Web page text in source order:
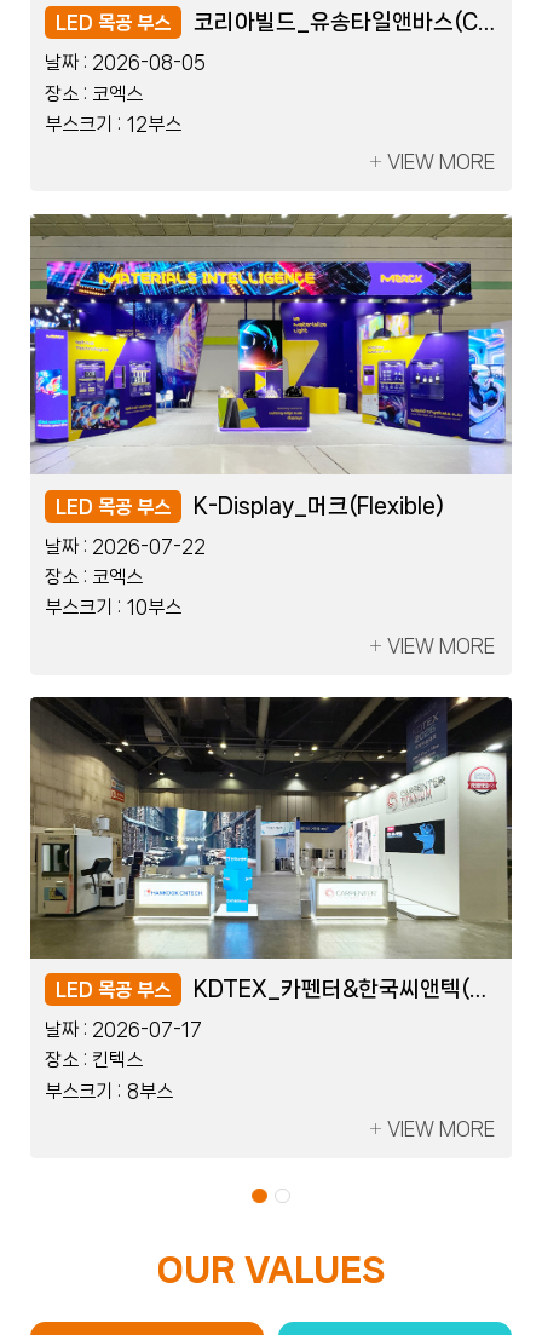
LED 블럭 부스 KDTEX_쓰리포인트덴탈(COB)
날짜 : 2026-07-17
장소 : 킨텍스
부스크기 : 10부스
VIEW MORE
LED 블럭 부스 레이저코리아_한국제지
날짜 : 2026-07-08
장소 : 킨텍스
부스크기 : 2부스
VIEW MORE
LED 블럭 부스 레이저코리아_세움트로닉스
날짜 : 2026-07-08
장소 : 킨텍스
부스크기 : 2부스
VIEW MORE
LED 목공 부스
날짜 : 2026-08-05
장소 : 코엑스
부스크기 : 12부스
VIEW MORE
LED 목공 부스 K-Display_머크(Flexible)
날짜 : 2026-07-22
장소 : 코엑스
부스크기 : 10부스
VIEW MORE
LED 목공 부스
날짜 : 2026-07-17
장소 : 킨텍스
부스크기 : 8부스
VIEW MORE
LED 블럭 부스 KDTEX_쓰리포인트덴탈(COB)
날짜 : 2026-07-17
장소 : 킨텍스
부스크기 : 10부스
VIEW MORE
LED 블럭 부스 레이저코리아_한국제지
날짜 : 2026-07-08
장소 : 킨텍스
부스크기 : 2부스
VIEW MORE
LED 블럭 부스 레이저코리아_세움트로닉스
날짜 : 2026-07-08
장소 : 킨텍스
부스크기 : 2부스
VIEW MORE
LED 목공 부스
날짜 : 2026-08-05
장소 : 코엑스
부스크기 : 12부스
VIEW MORE
LED 목공 부스 K-Display_머크(Flexible)
날짜 : 2026-07-22
장소 : 코엑스
부스크기 : 10부스
VIEW MORE
LED 목공 부스
날짜 : 2026-07-17
장소 : 킨텍스
부스크기 : 8부스
VIEW MORE
OUR VALUES